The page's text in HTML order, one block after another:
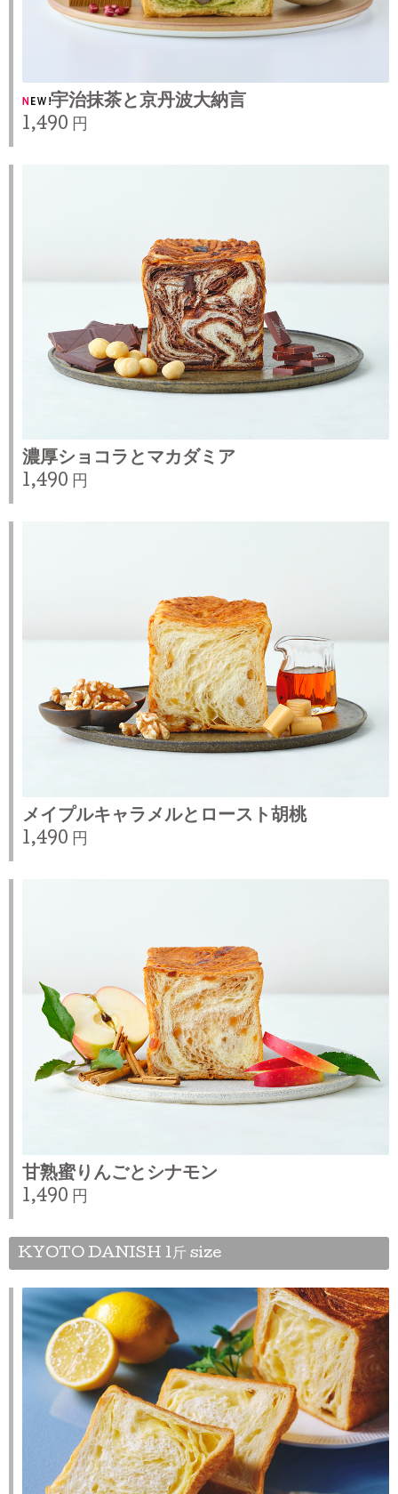
宇治抹茶と京丹波大納言
1,490 円
濃厚ショコラとマカダミア
1,490 円
メイプルキャラメルとロースト胡桃
1,490 円
甘熟蜜りんごとシナモン
1,490 円
KYOTO DANISH 1斤 size